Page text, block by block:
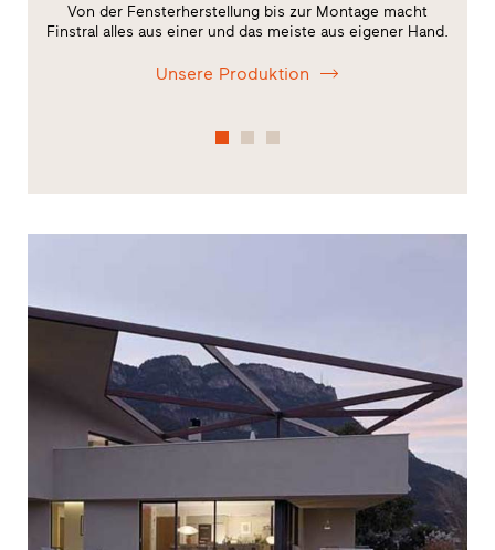
Von der Fensterherstellung bis zur Montage macht
Finstral alles aus einer und das meiste aus eigener Hand.
Unsere Produktion